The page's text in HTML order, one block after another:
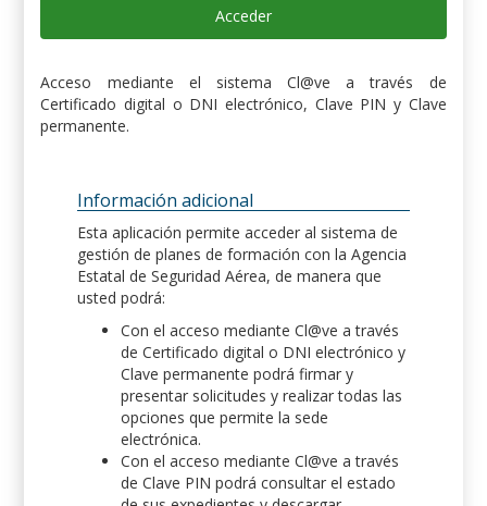
Acceder
Acceso mediante el sistema Cl@ve a través de
Certificado digital o DNI electrónico, Clave PIN y Clave
permanente.
Información adicional
Esta aplicación permite acceder al sistema de
gestión de planes de formación con la Agencia
Estatal de Seguridad Aérea, de manera que
usted podrá:
Con el acceso mediante Cl@ve a través
de Certificado digital o DNI electrónico y
Clave permanente podrá firmar y
presentar solicitudes y realizar todas las
opciones que permite la sede
electrónica.
Con el acceso mediante Cl@ve a través
de Clave PIN podrá consultar el estado